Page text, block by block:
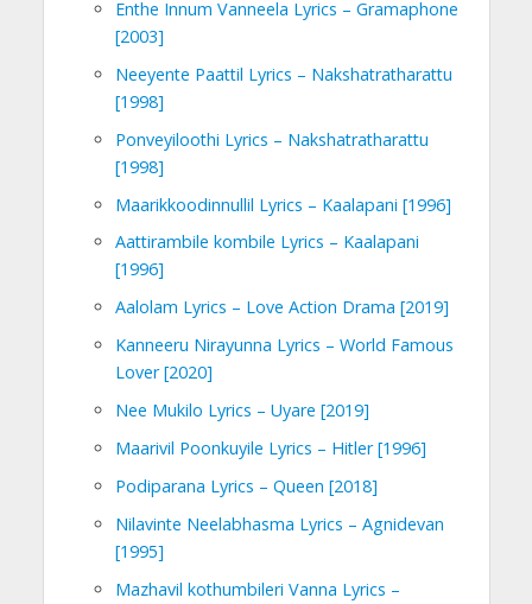
Enthe Innum Vanneela Lyrics – Gramaphone
[2003]
Neeyente Paattil Lyrics – Nakshatratharattu
[1998]
Ponveyiloothi Lyrics – Nakshatratharattu
[1998]
Maarikkoodinnullil Lyrics – Kaalapani [1996]
Aattirambile kombile Lyrics – Kaalapani
[1996]
Aalolam Lyrics – Love Action Drama [2019]
Kanneeru Nirayunna Lyrics – World Famous
Lover [2020]
Nee Mukilo Lyrics – Uyare [2019]
Maarivil Poonkuyile Lyrics – Hitler [1996]
Podiparana Lyrics – Queen [2018]
Nilavinte Neelabhasma Lyrics – Agnidevan
[1995]
Mazhavil kothumbileri Vanna Lyrics –